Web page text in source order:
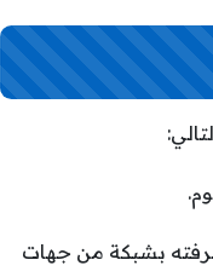
بشبكة من جهات